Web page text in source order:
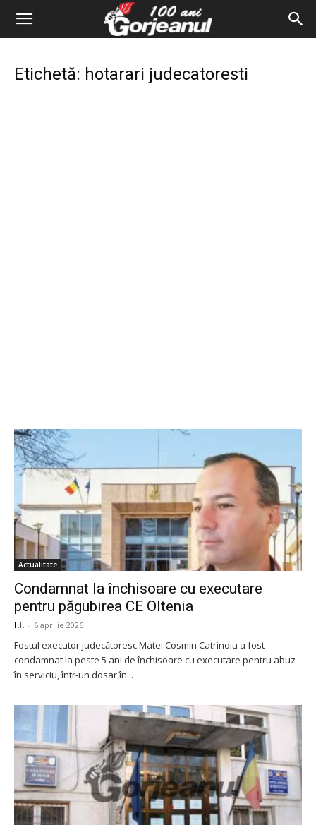
Etichetă: hotarari judecatoresti
Actualitate
Condamnat la închisoare cu executare
pentru păgubirea CE Oltenia
I.I. - 6 aprilie 2026
Fostul executor judecătoresc Matei Cosmin Catrinoiu a fost
condamnat la peste 5 ani de închisoare cu executare pentru abuz
în serviciu, într-un dosar în...